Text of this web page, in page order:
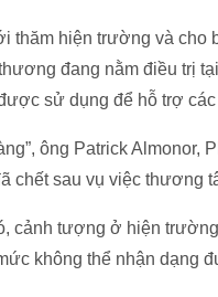
thăm hiện trường và cho
đang nằm điều trị
sử dụng để hỗ trợ
ông Patrick
chết sau vụ việc thương
cảnh tượng ở hiện
không thể nhận dạng